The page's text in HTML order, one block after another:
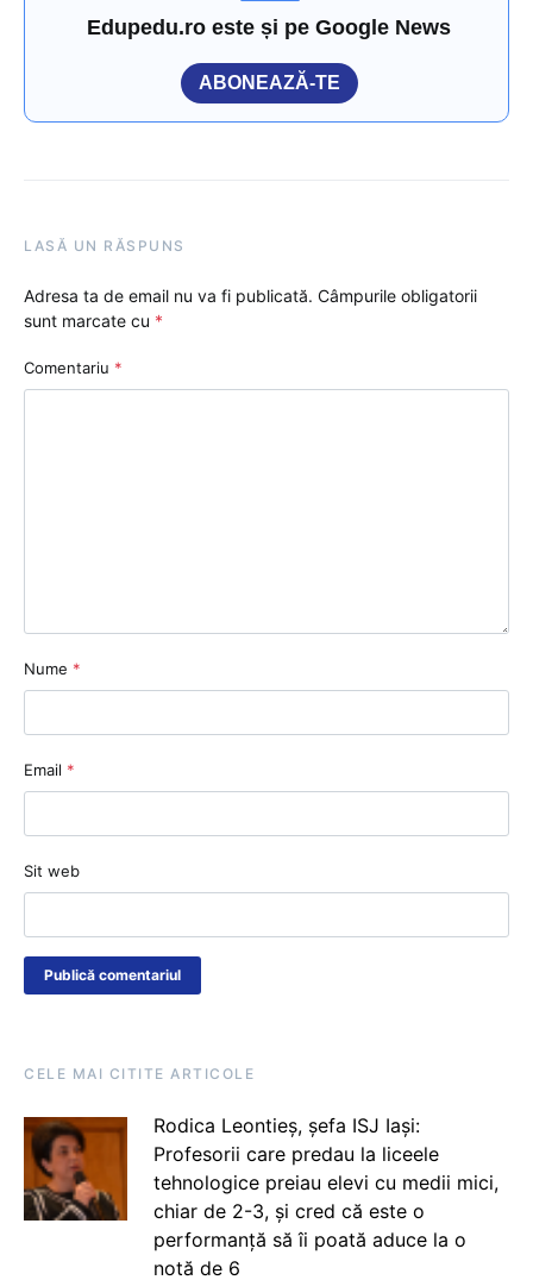
Edupedu.ro este și pe Google News
ABONEAZĂ-TE
LASĂ UN RĂSPUNS
Adresa ta de email nu va fi publicată. Câmpurile obligatorii
sunt marcate cu *
Comentariu *
Nume *
Email *
Sit web
CELE MAI CITITE ARTICOLE
Rodica Leontieș, șefa ISJ Iași:
Profesorii care predau la liceele
tehnologice preiau elevi cu medii mici,
chiar de 2-3, și cred că este o
performanță să îi poată aduce la o
notă de 6